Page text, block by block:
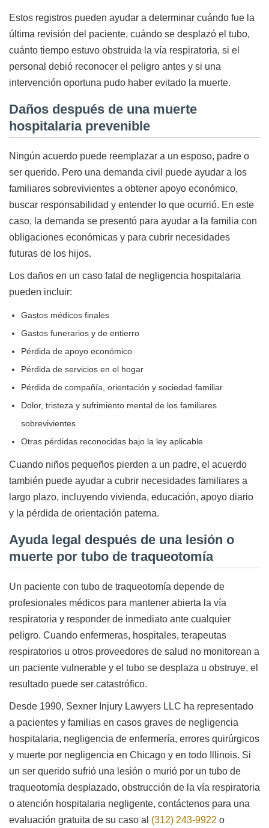
Estos registros pueden ayudar a determinar cuándo fue la
última revisión del paciente, cuándo se desplazó el tubo,
cuánto tiempo estuvo obstruida la vía respiratoria, si el
personal debió reconocer el peligro antes y si una
intervención oportuna pudo haber evitado la muerte.
Daños después de una muerte
hospitalaria prevenible
Ningún acuerdo puede reemplazar a un esposo, padre o
ser querido. Pero una demanda civil puede ayudar a los
familiares sobrevivientes a obtener apoyo económico,
buscar responsabilidad y entender lo que ocurrió. En este
caso, la demanda se presentó para ayudar a la familia con
obligaciones económicas y para cubrir necesidades
futuras de los hijos.
Los daños en un caso fatal de negligencia hospitalaria
pueden incluir:
Gastos médicos finales
Gastos funerarios y de entierro
Pérdida de apoyo económico
Pérdida de servicios en el hogar
Pérdida de compañía, orientación y sociedad familiar
Dolor, tristeza y sufrimiento mental de los familiares
sobrevivientes
Otras pérdidas reconocidas bajo la ley aplicable
Cuando niños pequeños pierden a un padre, el acuerdo
también puede ayudar a cubrir necesidades familiares a
largo plazo, incluyendo vivienda, educación, apoyo diario
y la pérdida de orientación paterna.
Ayuda legal después de una lesión o
muerte por tubo de traqueotomía
Un paciente con tubo de traqueotomía depende de
profesionales médicos para mantener abierta la vía
respiratoria y responder de inmediato ante cualquier
peligro. Cuando enfermeras, hospitales, terapeutas
respiratorios u otros proveedores de salud no monitorean a
un paciente vulnerable y el tubo se desplaza u obstruye, el
resultado puede ser catastrófico.
Desde 1990, Sexner Injury Lawyers LLC ha representado
a pacientes y familias en casos graves de negligencia
hospitalaria, negligencia de enfermería, errores quirúrgicos
y muerte por negligencia en Chicago y en todo Illinois. Si
un ser querido sufrió una lesión o murió por un tubo de
traqueotomía desplazado, obstrucción de la vía respiratoria
o atención hospitalaria negligente, contáctenos para una
evaluación gratuita de su caso al (312) 243-9922 o